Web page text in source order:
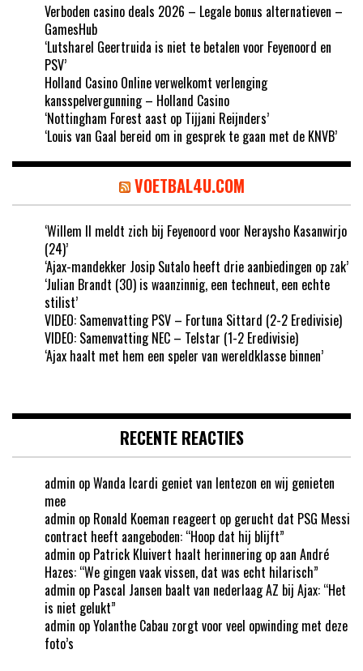
Verboden casino deals 2026 – Legale bonus alternatieven –
GamesHub
‘Lutsharel Geertruida is niet te betalen voor Feyenoord en
PSV’
Holland Casino Online verwelkomt verlenging
kansspelvergunning – Holland Casino
‘Nottingham Forest aast op Tijjani Reijnders’
‘Louis van Gaal bereid om in gesprek te gaan met de KNVB’
VOETBAL4U.COM
‘Willem II meldt zich bij Feyenoord voor Neraysho Kasanwirjo
(24)’
‘Ajax-mandekker Josip Sutalo heeft drie aanbiedingen op zak’
‘Julian Brandt (30) is waanzinnig, een techneut, een echte
stilist’
VIDEO: Samenvatting PSV – Fortuna Sittard (2-2 Eredivisie)
VIDEO: Samenvatting NEC – Telstar (1-2 Eredivisie)
‘Ajax haalt met hem een speler van wereldklasse binnen’
RECENTE REACTIES
admin opWanda Icardi geniet van lentezon en wij genieten
mee
admin op Ronald Koeman reageert op gerucht dat PSG Messi
contract heeft aangeboden: “Hoop dat hij blijft”
admin op Patrick Kluivert haalt herinnering op aan André
Hazes: “We gingen vaak vissen, dat was echt hilarisch”
admin op Pascal Jansen baalt van nederlaag AZ bij Ajax: “Het
is niet gelukt”
admin opYolanthe Cabau zorgt voor veel opwinding met deze
foto’s